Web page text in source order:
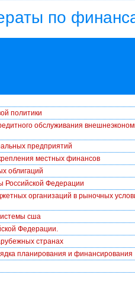
по
политики
обслуживания
предприятий
местных финансов
облигаций
Российской Федерации
организаций в рыночных
сша
Федерации.
странах
планирования и финансирования